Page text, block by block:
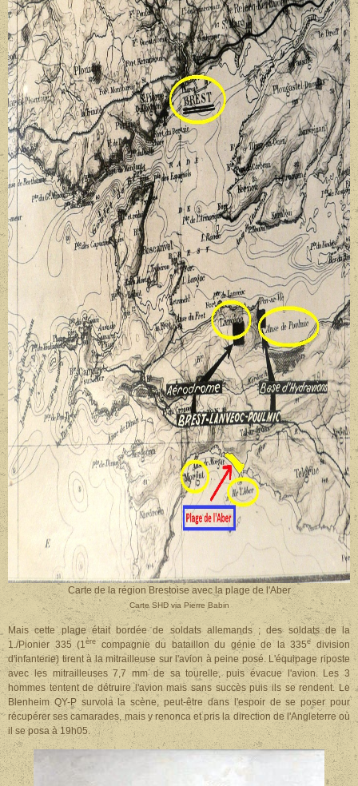
Carte de la région Brestoise avec la plage de l'Aber
Carte SHD via Pierre Babin
Mais cette plage était bordée de soldats allemands ; des soldats de la
1./Pionier 335 (1ère compagnie du bataillon du génie de la 335e division
d'infanterie) tirent à la mitrailleuse sur l'avion à peine posé. L'équipage riposte
avec les mitrailleuses 7,7 mm de sa tourelle, puis évacue l'avion. Les 3
hommes tentent de détruire l'avion mais sans succès puis ils se rendent. Le
Blenheim QY-P survola la scène, peut-être dans l'espoir de se poser pour
récupérer ses camarades, mais y renonca et pris la direction de l'Angleterre où
il se posa à 19h05.